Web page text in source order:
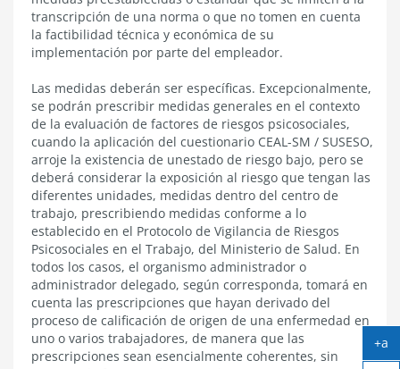
en
la
prescripción
de
transcripción de una norma o que no tomen en cuenta
la factibilidad técnica y económica de su
implementación por parte del empleador.
Las medidas deberán ser específicas. Excepcionalmente,
se podrán prescribir medidas generales en el contexto
de la evaluación de factores de riesgos psicosociales,
cuando la aplicación del cuestionario CEAL-SM / SUSESO,
arroje la existencia de unestado de riesgo bajo, pero se
deberá considerar la exposición al riesgo que tengan las
diferentes unidades, medidas dentro del centro de
trabajo, prescribiendo medidas conforme a lo
establecido en el Protocolo de Vigilancia de Riesgos
Psicosociales en el Trabajo, del Ministerio de Salud. En
todos los casos, el organismo administrador o
administrador delegado, según corresponda, tomará en
cuenta las prescripciones que hayan derivado del
proceso de calificación de origen de una enfermedad en
uno o varios trabajadores, de manera que las
prescripciones sean esencialmente coherentes, sin
+a